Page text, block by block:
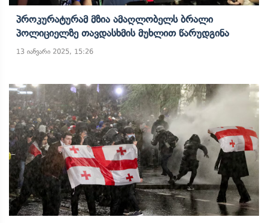
Პროკურატურამ Მზია Ამაღლობელს Ბრალი
Პოლიციელზე Თავდასხმის Მუხლით Წარუდგინა
13 იანვარი 2025, 15:26